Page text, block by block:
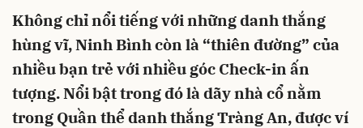
Không chỉ nổi tiếng với những danh thắng
hùng vĩ, Ninh Bình còn là “thiên đường” của
nhiều bạn trẻ với nhiều góc Check-in ấn
tượng. Nổi bật trong đó là dãy nhà cổ nằm
trong Quần thể danh thắng Tràng An, được ví